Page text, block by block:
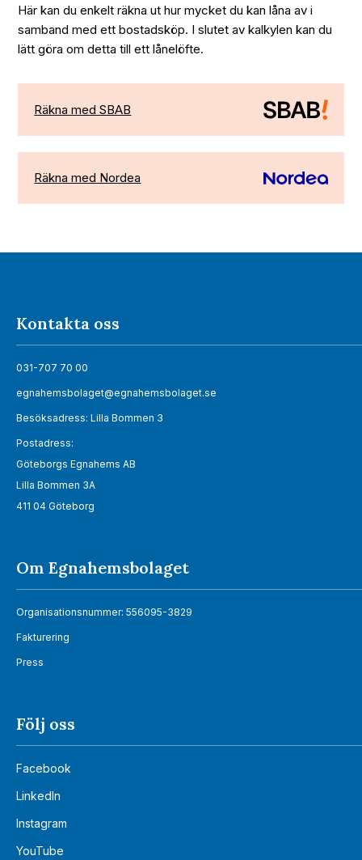
Här kan du enkelt räkna ut hur mycket du kan låna av i
samband med ett bostadsköp. I slutet av kalkylen kan du
lätt göra om detta till ett lånelöfte.
Räkna med SBAB
Räkna med Nordea
Kontakta oss
031-707 70 00
egnahemsbolaget@egnahemsbolaget.se
Besöksadress: Lilla Bommen 3
Postadress:
Göteborgs Egnahems AB
Lilla Bommen 3A
411 04 Göteborg
Om Egnahemsbolaget
Organisationsnummer: 556095-3829
Fakturering
Press
Följ oss
Facebook
LinkedIn
Instagram
YouTube